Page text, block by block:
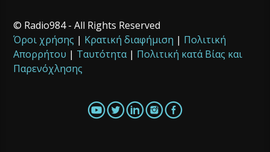
© Radio984 - All Rights Reserved
Όροι χρήσης | Κρατική διαφήμιση | Πολιτική
Απορρήτου | Ταυτότητα| Πολιτική κατά Βίας και
Παρενόχλησης